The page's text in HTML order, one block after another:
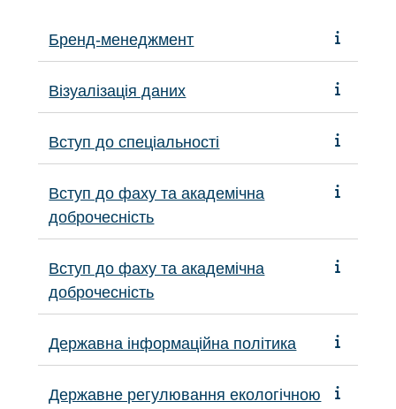
Бренд-менеджмент
Візуалізація даних
Вступ до спеціальності
Вступ до фаху та академічна
доброчесність
Вступ до фаху та академічна
доброчесність
Державна інформаційна політика
Державне регулювання екологічною